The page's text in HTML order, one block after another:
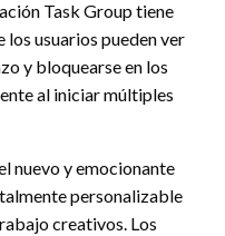
Task Group tiene
los usuarios pueden ver
y bloquearse en los
al iniciar múltiples
nuevo y emocionante
personalizable
creativos. Los